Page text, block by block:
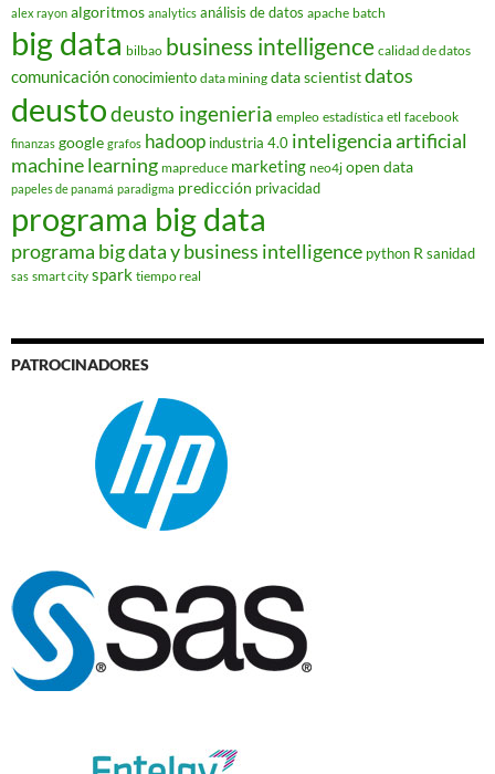
alex rayon algoritmos analytics análisis de datos apache batch
big data bilbao business intelligence calidad de datos
comunicaciónconocimiento data mining data scientistdatos
deustodeusto ingenieria empleo estadística etl facebook
finanzas google grafos hadoop industria 4.0 inteligencia artificial
machine learning mapreduce marketing neo4j open data
papeles de panamá paradigma predicción privacidad
programa big data
programa big data y business intelligence python R sanidad
sas smart city spark tiempo real
PATROCINADORES